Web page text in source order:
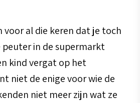
voor al die keren dat je toch
peuter in de supermarkt
kind vergat op het
niet de enige voor wie de
niet meer zijn wat ze